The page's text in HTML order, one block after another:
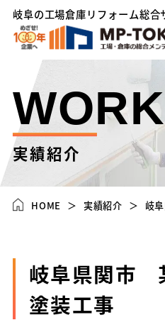
岐阜の工場倉庫リフォーム総合
実績紹介
HOME 実績紹介 岐
岐阜県関市
塗装工事